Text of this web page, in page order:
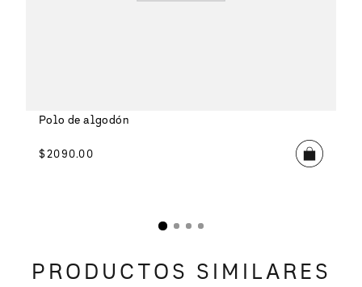
Polo de algodón
$2090.00
PRODUCTOS SIMILARES